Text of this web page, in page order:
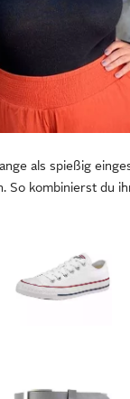
als spießig
So kombinierst du